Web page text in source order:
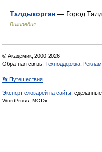
Талдыкорган — Город
Википедия
© Академик, 2000-2026
Обратная связь: Техподдержка
👣 Путешествия
Экспорт словарей на сайты ,
WordPress, MODx.